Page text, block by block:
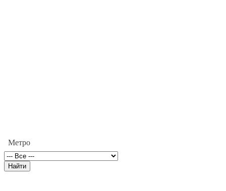
Метро